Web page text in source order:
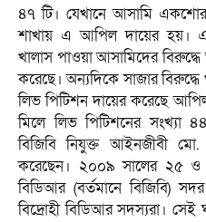
৪৭ টি। যেখানে আসামি
শাখায় এ আপিল দায়ের হয়।
খালাস পাওয়া আসামিদের
করেছে। অন্যদিকে সাজার
লিভ পিটিশন দায়ের করেছে
মিলে লিভ পিটিশনের সংখ্যা
বিজিবি নিযুক্ত আইনজীবী
করেছেন। ২০০৯ সালের ২৫ ও
বিডিআর (বর্তমানে বিজিবি)
বিদ্রোহী বিডিআর সদস্যরা।